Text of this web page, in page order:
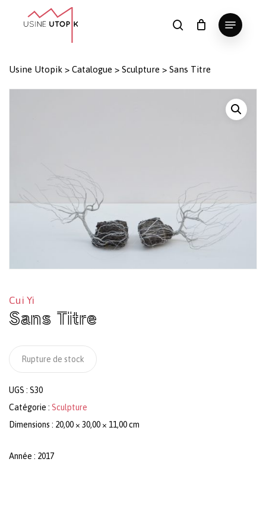
search
Menu
Panier Fermer
le
Usine Utopik > Catalogue > Sculpture > Sans Titre
Cui Yi
Sans Titre
Rupture de stock
UGS : S30
Catégorie : Sculpture
Dimensions : 20,00 × 30,00 × 11,00 cm
Année : 2017
Close